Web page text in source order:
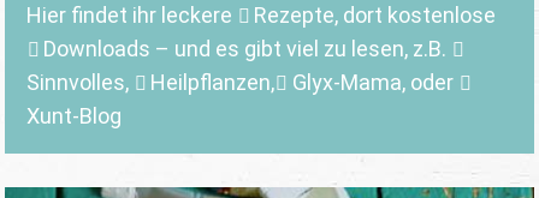
Hier findet ihr leckere Rezepte, dort kostenlose
Downloads – und es gibt viel zu lesen, z.B.
Sinnvolles, Heilpflanzen, Glyx-Mama,oder
Xunt-Blog